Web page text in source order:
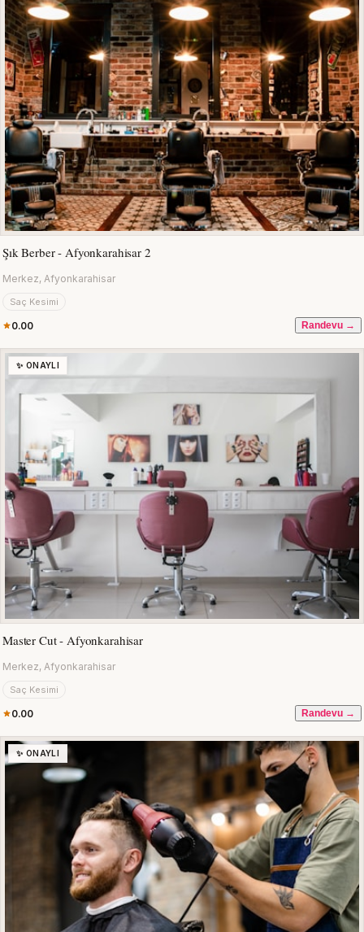
Şık Berber - Afyonkarahisar 2
Merkez, Afyonkarahisar
Saç Kesimi
0.00 Randevu →
✨ ONAYLI
Master Cut - Afyonkarahisar
Merkez, Afyonkarahisar
Saç Kesimi
0.00 Randevu →
✨ ONAYLI